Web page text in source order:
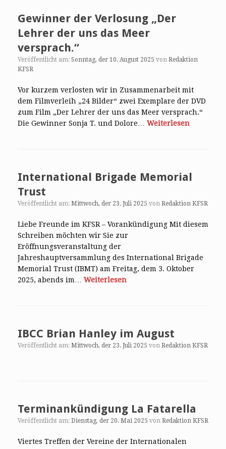
Gewinner der Verlosung „Der
Lehrer der uns das Meer
versprach.“
Veröffentlicht am: Sonntag, der 10. August 2025 von Redaktion
KFSR
Vor kurzem verlosten wir in Zusammenarbeit mit
dem Filmverleih „24 Bilder“ zwei Exemplare der DVD
zum Film „Der Lehrer der uns das Meer versprach.“
Die Gewinner Sonja T. und Dolore… Weiterlesen
International Brigade Memorial
Trust
Veröffentlicht am: Mittwoch, der 23. Juli 2025 von Redaktion KFSR
Liebe Freunde im KFSR – Vorankündigung Mit diesem
Schreiben möchten wir Sie zur
Eröffnungsveranstaltung der
Jahreshauptversammlung des International Brigade
Memorial Trust (IBMT) am Freitag, dem 3. Oktober
2025, abends im… Weiterlesen
IBCC Brian Hanley im August
Veröffentlicht am: Mittwoch, der 23. Juli 2025 von Redaktion KFSR
Terminankündigung La Fatarella
Veröffentlicht am: Dienstag, der 20. Mai 2025 von Redaktion KFSR
Viertes Treffen der Vereine der Internationalen